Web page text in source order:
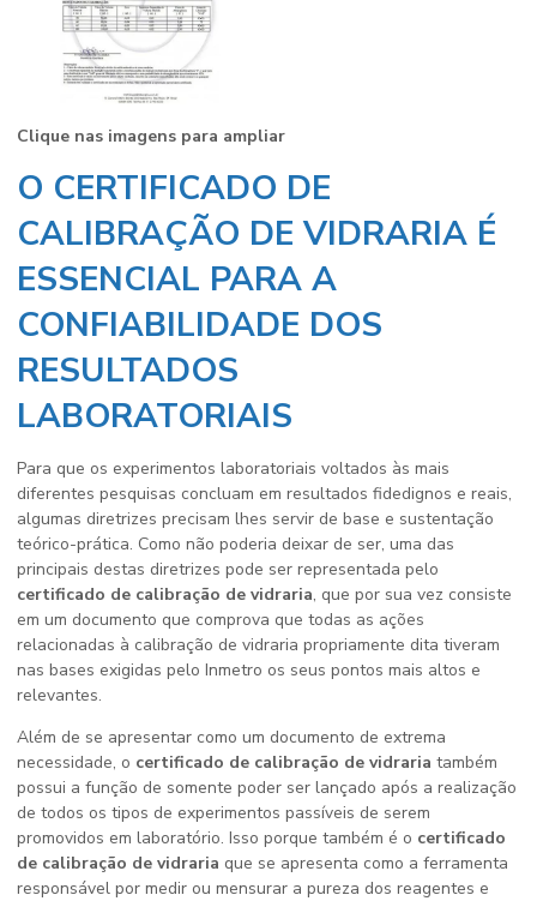
Clique nas imagens para ampliar
O CERTIFICADO DE
CALIBRAÇÃO DE VIDRARIA É
ESSENCIAL PARA A
CONFIABILIDADE DOS
RESULTADOS
LABORATORIAIS
Para que os experimentos laboratoriais voltados às mais
diferentes pesquisas concluam em resultados fidedignos e reais,
algumas diretrizes precisam lhes servir de base e sustentação
teórico-prática. Como não poderia deixar de ser, uma das
principais destas diretrizes pode ser representada pelo
certificado de calibração de vidraria, que por sua vez consiste
em um documento que comprova que todas as ações
relacionadas à calibração de vidraria propriamente dita tiveram
nas bases exigidas pelo Inmetro os seus pontos mais altos e
relevantes.
Além de se apresentar como um documento de extrema
necessidade, o certificado de calibração de vidraria também
possui a função de somente poder ser lançado após a realização
de todos os tipos de experimentos passíveis de serem
promovidos em laboratório. Isso porque também é o certificado
de calibração de vidraria que se apresenta como a ferramenta
responsável por medir ou mensurar a pureza dos reagentes e